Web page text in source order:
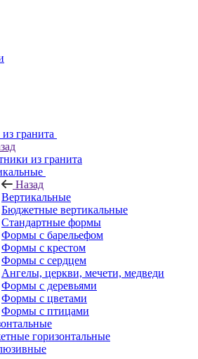
гранита
из гранита
Назад
Вертикальные
Бюджетные вертикальные
Стандартные формы
Формы с барельефом
Формы с крестом
Формы с сердцем
Ангелы, церкви, мечети, медведи
Формы с деревьями
Формы с цветами
Формы с птицами
горизонтальные